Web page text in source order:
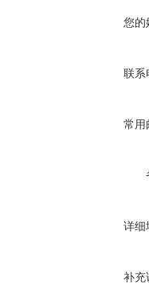
您的
联系
常用
详细
补充